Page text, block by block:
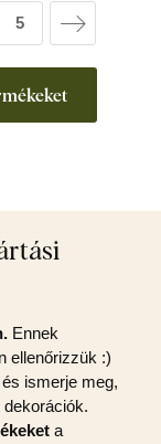
5
Ennek
ellenőrizzük :)
és ismerje meg,
a